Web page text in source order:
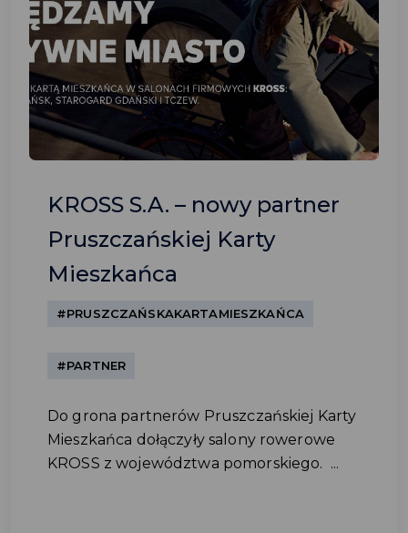
KROSS S.A. – nowy partner
Pruszczańskiej Karty
Mieszkańca
#PRUSZCZAŃSKAKARTAMIESZKAŃCA
#PARTNER
Do grona partnerów Pruszczańskiej Karty
Mieszkańca dołączyły salony rowerowe
KROSS z województwa pomorskiego. ...